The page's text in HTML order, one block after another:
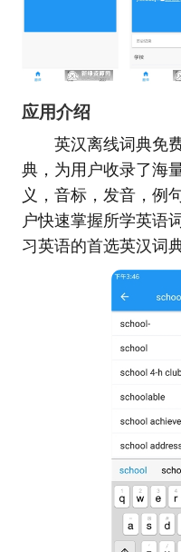
应用介绍
英汉离线词典免
典，为用户收录了海
义，音标，发音，例
户快速掌握所学英语
习英语的首选英汉词典